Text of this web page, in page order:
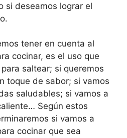
si deseamos lograr el
tener en cuenta al
cocinar, es el uso que
saltear; si queremos
toque de sabor; si vamos
saludables; si vamos a
Según estos
si vamos a
cocinar que sea